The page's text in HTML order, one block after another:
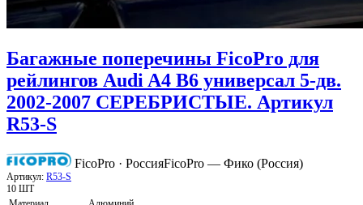
Багажные поперечины FicoPro для
рейлингов Audi A4 B6 универсал 5-дв.
2002-2007 СЕРЕБРИСТЫЕ. Артикул
R53-S
FicoPro · РоссияFicoPro — Фико (Россия)
Артикул: R53-S
10 ШТ